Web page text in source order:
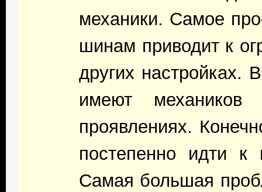
механики. Самое
шинам приводит к
других настройках.
имеют
проявлениях.
постепенно идти к
Самая большая